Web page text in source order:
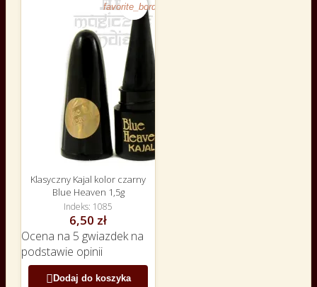
favorite_border
Klasyczny Kajal kolor czarny
Blue Heaven 1,5g
Indeks 1085
6,50 zł
Ocena na 5 gwiazdek na
podstawie opinii
 Dodaj do koszyka